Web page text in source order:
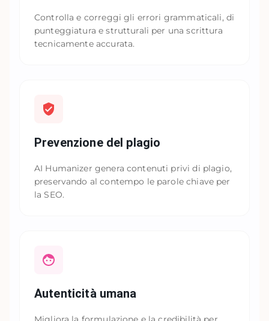
Controlla e correggi gli errori grammaticali, di
punteggiatura e strutturali per una scrittura
tecnicamente accurata.
Prevenzione del plagio
AI Humanizer genera contenuti privi di plagio,
preservando al contempo le parole chiave per
la SEO.
Autenticità umana